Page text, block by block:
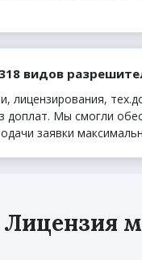
видов
лицензирования,
доплат. Мы смогли
заявки